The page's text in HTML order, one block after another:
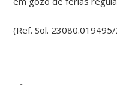
(Ref. Sol.